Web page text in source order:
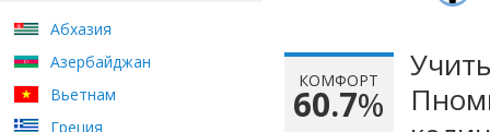
Абхазия
Азербайджан
Вьетнам
Греция
КОМФОРТ
60.7%